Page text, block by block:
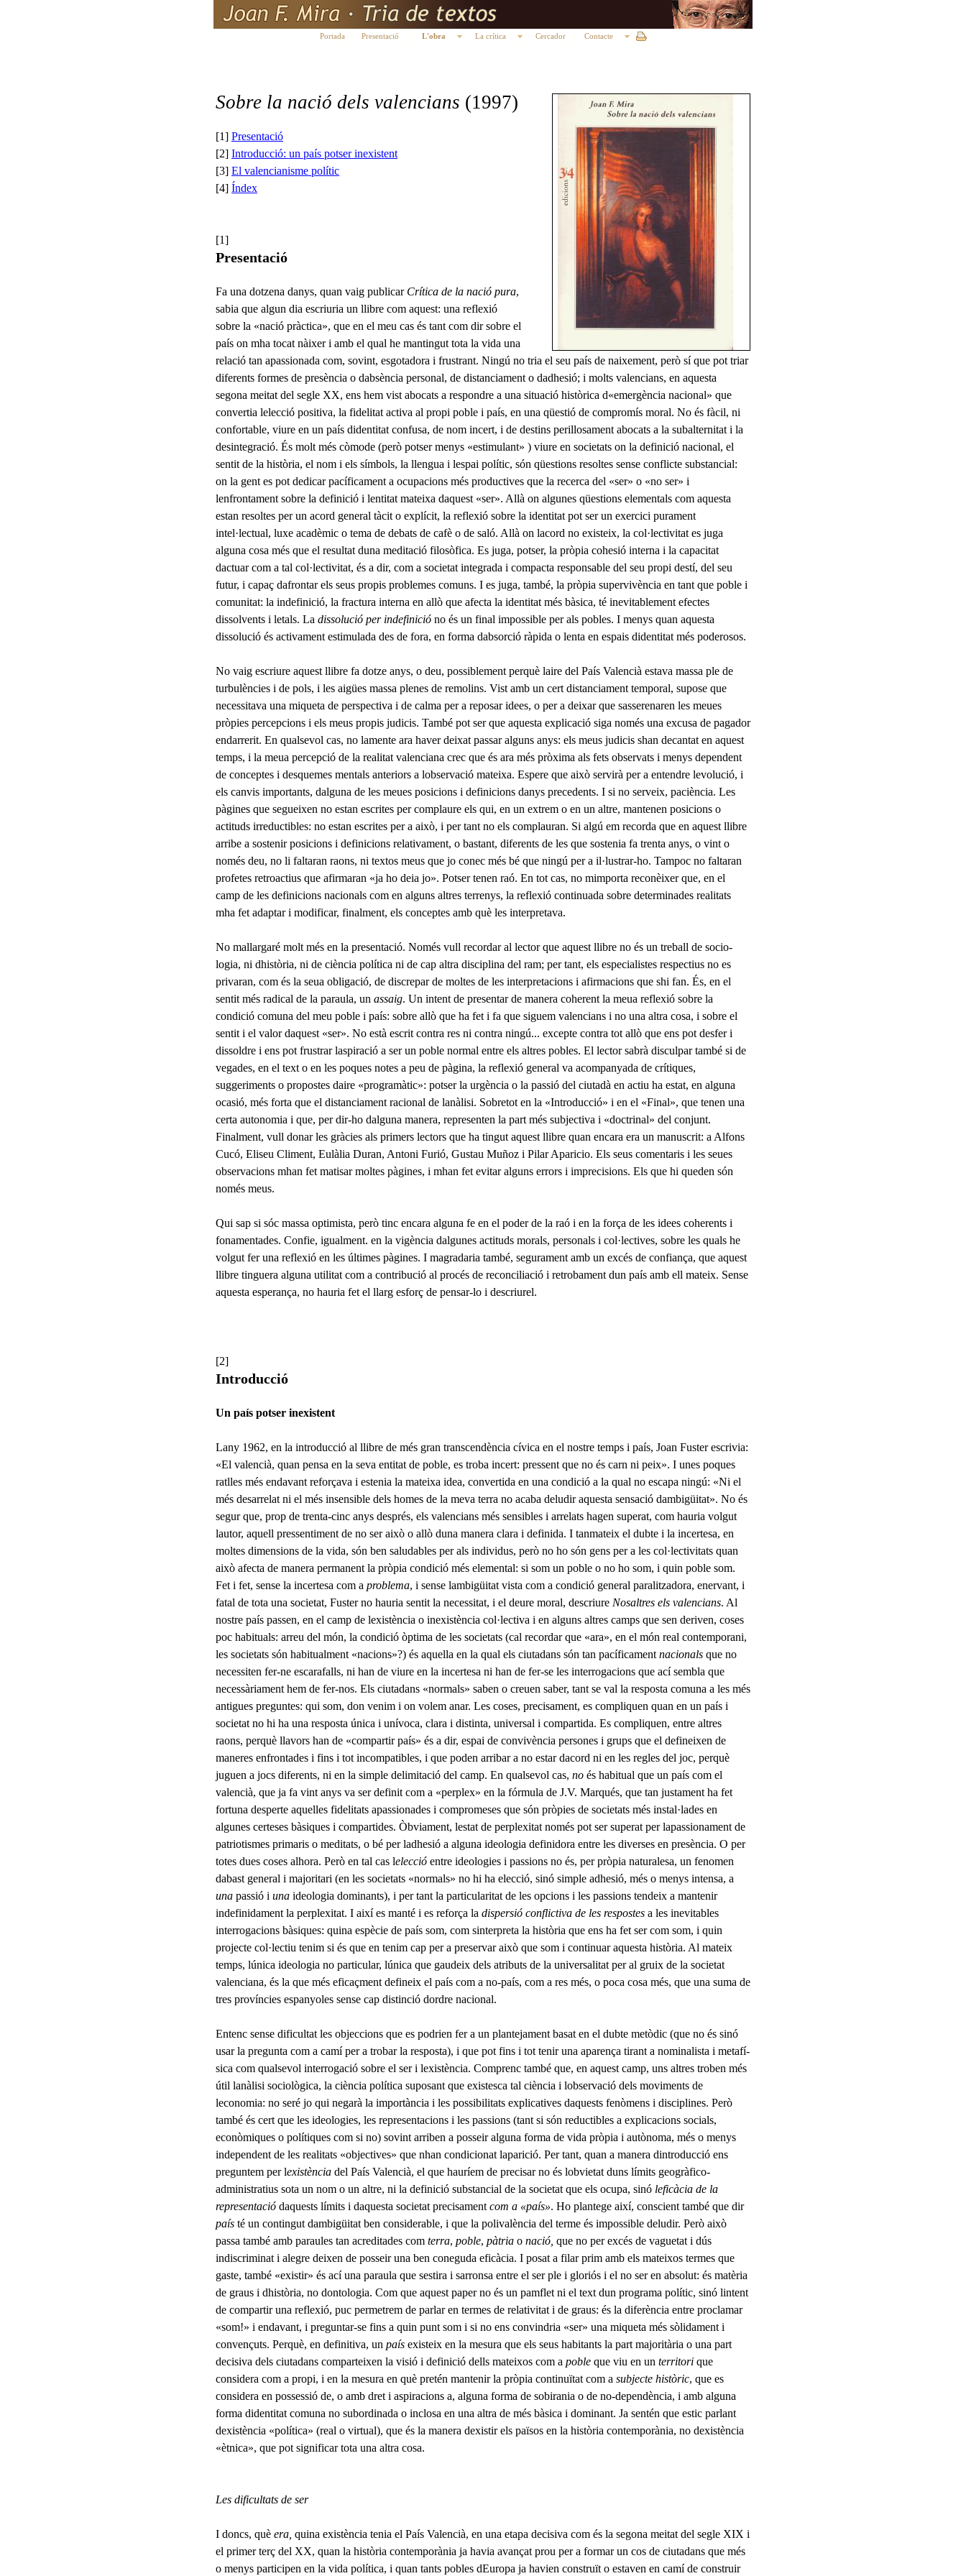
Portada Presentació L'obra La crítica Cercador Contacte
Sobre la nació dels valencians (1997)
[1] Presentació
[2] Introducció: un país potser inexistent
[3] El valencianisme polític
[4] Índex
[1]
Presentació
Fa una dotzena danys, quan vaig publicar Crítica de la nació pura,
sabia que algun dia escriuria un llibre com aquest: una reflexió
sobre la «nació pràctica», que en el meu cas és tant com dir sobre el
país on mha tocat nàixer i amb el qual he mantingut tota la vida una
relació tan apassi­onada com, sovint, esgotadora i frustrant. Ningú no tria el seu país de naixement, però sí que pot triar
diferents formes de presència o dabsència personal, de distanciament o dadhesió; i molts valencians, en aquesta
segona meitat del segle XX, ens hem vist abocats a respondre a una situació històrica d«emergència nacional» que
convertia lelecció positiva, la fidelitat activa al propi poble i país, en una qüestió de compromís moral. No és fàcil, ni
confortable, viure en un país didentitat confusa, de nom incert, i de destins perillosament abocats a la subalternitat i la
desintegració. És molt més còmode (però potser menys «estimu­lant» ) viure en societats on la definició nacional, el
sentit de la història, el nom i els símbols, la llengua i lespai polític, són qüestions resoltes sense conflicte substancial:
on la gent es pot dedicar pacíficament a ocupacions més produc­tives que la recerca del «ser» o «no ser» i
lenfrontament sobre la definició i lentitat mateixa daquest «ser». Allà on algunes qüestions elementals com aquesta
estan resoltes per un acord general tàcit o explícit, la reflexió sobre la identitat pot ser un exercici purament
intel·lectual, luxe acadèmic o tema de debats de cafè o de saló. Allà on lacord no existeix, la col·lectivitat es juga
alguna cosa més que el resultat duna meditació filosòfica. Es juga, potser, la prò­pia cohesió interna i la capacitat
dactuar com a tal col·lectivitat, és a dir, com a societat integrada i compacta responsable del seu propi destí, del seu
futur, i capaç dafron­tar els seus propis problemes comuns. I es juga, també, la pròpia supervivència en tant que poble i
comunitat: la indefinició, la fractura interna en allò que afecta la identitat més bàsica, té inevitablement efectes
dissolvents i letals. La dissolució per indefinició no és un final impossible per als pobles. I menys quan aquesta
dissolució és activament esti­mulada des de fora, en forma dabsorció ràpida o lenta en espais didentitat més poderosos.
No vaig escriure aquest llibre fa dotze anys, o deu, possiblement perquè laire del País Valencià estava massa ple de
turbulències i de pols, i les aigües massa plenes de remolins. Vist amb un cert distanciament temporal, supose que
necessitava una miqueta de perspectiva i de calma per a reposar idees, o per a deixar que sasserenaren les meues
pròpies percepcions i els meus propis judicis. També pot ser que aquesta explicació siga només una excusa de pagador
endarrerit. En qualsevol cas, no lamente ara haver deixat passar alguns anys: els meus judicis shan decantat en aquest
temps, i la meua percepció de la realitat valenciana crec que és ara més pròxima als fets observats i menys dependent
de conceptes i desquemes mentals anteriors a lobservació ma­teixa. Espere que això servirà per a entendre levolució, i
els canvis importants, dalguna de les meues posicions i defini­cions danys precedents. I si no serveix, paciència. Les
pàgi­nes que segueixen no estan escrites per complaure els qui, en un extrem o en un altre, mantenen posicions o
actituds irreductibles: no estan escrites per a això, i per tant no els complauran. Si algú em recorda que en aquest llibre
arribe a sostenir posicions i definicions relativament, o bastant, diferents de les que sostenia fa trenta anys, o vint o
només deu, no li faltaran raons, ni textos meus que jo conec més bé que ningú per a il·lustrar-ho. Tampoc no faltaran
profetes retroactius que afirmaran «ja ho deia jo». Potser tenen raó. En tot cas, no mimporta reconèixer que, en el
camp de les definicions nacionals com en alguns altres terrenys, la refle­xió continuada sobre determinades realitats
mha fet adaptar i modificar, finalment, els conceptes amb què les interpretava.
No mallargaré molt més en la presentació. Només vull recordar al lector que aquest llibre no és un treball de socio­
logia, ni dhistòria, ni de ciència política ni de cap altra disciplina del ram; per tant, els especialistes respectius no es
privaran, com és la seua obligació, de discrepar de moltes de les interpretacions i afirmacions que shi fan. És, en el
sentit més radical de la paraula, un assaig. Un intent de presentar de manera coherent la meua reflexió sobre la
condició comu­na del meu poble i país: sobre allò que ha fet i fa que siguem valencians i no una altra cosa, i sobre el
sentit i el valor daquest «ser». No està escrit contra res ni contra ningú... excepte contra tot allò que ens pot desfer i
dissoldre i ens pot frustrar laspiració a ser un poble normal entre els altres pobles. El lector sabrà disculpar també si de
vegades, en el text o en les poques notes a peu de pàgina, la reflexió general va acompanyada de crítiques,
suggeriments o propostes dai­re «programàtic»: potser la urgència o la passió del ciutadà en actiu ha estat, en alguna
ocasió, més forta que el distanci­ament racional de lanàlisi. Sobretot en la «Introducció» i en el «Final», que tenen una
certa autonomia i que, per dir-ho dalguna manera, representen la part més subjectiva i «doc­trinal» del conjunt.
Finalment, vull donar les gràcies als primers lectors que ha tingut aquest llibre quan encara era un manuscrit: a Alfons
Cucó, Eliseu Climent, Eulàlia Duran, Antoni Furió, Gustau Muñoz i Pilar Aparicio. Els seus co­mentaris i les seues
observacions mhan fet matisar moltes pàgines, i mhan fet evitar alguns errors i imprecisions. Els que hi queden són
només meus.
Qui sap si sóc massa optimista, però tinc encara alguna fe en el poder de la raó i en la força de les idees coherents i
fonamentades. Confie, igualment. en la vigència dalgunes actituds morals, personals i col·lectives, sobre les quals he
volgut fer una reflexió en les últimes pàgines. I magradaria també, segurament amb un excés de confiança, que aquest
llibre tinguera alguna utilitat com a contribució al procés de reconciliació i retrobament dun país amb ell mateix. Sense
aquesta esperança, no hauria fet el llarg esforç de pensar-lo i descriurel.
[2]
Introducció
Un país potser inexistent
Lany 1962, en la introducció al llibre de més gran transcendència cívica en el nostre temps i país, Joan Fuster escrivia:
«El valencià, quan pensa en la seva entitat de poble, es troba incert: pressent que no és carn ni peix». I unes poques
ratlles més endavant reforçava i estenia la mateixa idea, convertida en una condició a la qual no escapa ningú: «Ni el
més desarrelat ni el més insensible dels homes de la meva terra no acaba deludir aquesta sensació dambigüitat». No és
segur que, prop de trenta-cinc anys després, els valen­cians més sensibles i arrelats hagen superat, com hauria volgut
lautor, aquell pressentiment de no ser això o allò duna manera clara i definida. I tanmateix el dubte i la incertesa, en
moltes dimensions de la vida, són ben saluda­bles per als individus, però no ho són gens per a les col·lectivitats quan
això afecta de manera permanent la prò­pia condició més elemental: si som un poble o no ho som, i quin poble som.
Fet i fet, sense la incertesa com a problema, i sense lambigüitat vista com a condició general paralitza­dora, enervant, i
fatal de tota una societat, Fuster no hauria sentit la necessitat, i el deure moral, descriure Nosaltres els valencians. Al
nostre país passen, en el camp de lexistència o inexistència col·lectiva i en alguns altres camps que sen deriven, coses
poc habituals: arreu del món, la condició òptima de les societats (cal recordar que «ara», en el món real contemporani,
les societats són habitualment «nacions»?) és aquella en la qual els ciutadans són tan pacíficament nacio­nals que no
necessiten fer-ne escarafalls, ni han de viure en la incertesa ni han de fer-se les interrogacions que ací sembla que
necessàriament hem de fer-nos. Els ciutadans «normals» saben o creuen saber, tant se val la resposta comuna a les més
antigues preguntes: qui som, don venim i on volem anar. Les coses, precisament, es compliquen quan en un país i
societat no hi ha una resposta única i unívoca, clara i distinta, universal i compartida. Es compliquen, entre altres
raons, perquè llavors han de «compartir país» és a dir, espai de convivència persones i grups que el defineixen de
maneres enfrontades i fins i tot incompatibles, i que poden arribar a no estar dacord ni en les regles del joc, perquè
juguen a jocs diferents, ni en la simple delimitació del camp. En qualsevol cas, no és habitual que un país com el
valencià, que ja fa vint anys va ser definit com a «perplex» en la fórmula de J.V. Marqués, que tan justament ha fet
fortuna desperte aquelles fidelitats apassionades i compromeses que són pròpies de societats més instal·lades en
algunes certeses bàsiques i compartides. Òbviament, lestat de perplexitat només pot ser superat per lapassionament de
patriotismes primaris o meditats, o bé per ladhesió a alguna ideologia definidora entre les diverses en presència. O per
totes dues coses alhora. Però en tal cas lelecció entre ideologies i passions no és, per pròpia naturalesa, un fenomen
dabast general i majoritari (en les societats «normals» no hi ha elecció, sinó simple adhesió, més o menys intensa, a
una passió i una ideologia dominants), i per tant la particularitat de les opcions i les passions tendeix a mantenir
indefinida­ment la perplexitat. I així es manté i es reforça la dispersió conflictiva de les respostes a les inevitables
interrogacions bàsiques: quina espècie de país som, com sinterpreta la història que ens ha fet ser com som, i quin
projecte col·lectiu tenim si és que en tenim cap per a preservar això que som i continuar aquesta història. Al mateix
temps, lúnica ideologia no particular, lúnica que gaudeix dels atributs de la universalitat per al gruix de la societat
valenciana, és la que més eficaçment defineix el país com a no-país, com a res més, o poca cosa més, que una suma de
tres províncies espanyoles sense cap distinció dordre nacional.
Entenc sense dificultat les objeccions que es podrien fer a un plantejament basat en el dubte metòdic (que no és sinó
usar la pregunta com a camí per a trobar la resposta), i que pot fins i tot tenir una aparença tirant a nominalista i metafí­
sica com qualsevol interrogació sobre el ser i lexistència. Comprenc també que, en aquest camp, uns altres troben més
útil lanàlisi sociològica, la ciència política suposant que existesca tal ciència i lobservació dels moviments de
leconomia: no seré jo qui negarà la importància i les possibi­litats explicatives daquests fenòmens i disciplines. Però
també és cert que les ideologies, les representacions i les passions (tant si són reductibles a explicacions socials,
econòmiques o polítiques com si no) sovint arriben a posseir alguna forma de vida pròpia i autònoma, més o menys
independent de les realitats «objectives» que nhan condicionat laparició. Per tant, quan a manera dintroducció ens
preguntem per lexistència del País Valencià, el que hauríem de precisar no és lobvietat duns límits geogràfico-
administratius sota un nom o un altre, ni la definició substancial de la societat que els ocupa, sinó leficàcia de la
representació daquests límits i daquesta societat precisament com a «país». Ho plantege així, conscient també que dir
país té un contingut dambigüitat ben considerable, i que la polivalència del terme és im­possible deludir. Però això
passa també amb paraules tan acreditades com terra, poble, pàtria o nació, que no per excés de vaguetat i dús
indiscriminat i alegre deixen de posseir una ben coneguda eficàcia. I posat a filar prim amb els mateixos termes que
gaste, també «existir» és ací una paraula que sestira i sarronsa entre el ser ple i gloriós i el no ser en absolut: és matèria
de graus i dhistòria, no dontologia. Com que aquest paper no és un pamflet ni el text dun programa polític, sinó lintent
de compartir una reflexió, puc permetrem de parlar en termes de relativitat i de graus: és la diferència entre proclamar
«som!» i enda­vant, i preguntar-se fins a quin punt som i si no ens convin­dria «ser» una miqueta més sòlidament i
convençuts. Per­què, en definitiva, un país existeix en la mesura que els seus habitants la part majoritària o una part
decisiva dels ciutadans comparteixen la visió i definició dells matei­xos com a poble que viu en un territori que
considera com a propi, i en la mesura en què pretén mantenir la pròpia continuïtat com a subjecte històric, que es
considera en possessió de, o amb dret i aspiracions a, alguna forma de sobirania o de no-dependència, i amb alguna
forma diden­titat comuna no subordinada o inclosa en una altra de més bàsica i dominant. Ja sentén que estic parlant
dexistència «política» (real o virtual), que és la manera dexistir els països en la història contemporània, no dexistència
«ètni­ca», que pot significar tota una altra cosa.
Les dificultats de ser
I doncs, què era, quina existència tenia el País Valencià, en una etapa decisiva com és la segona meitat del segle XIX i
el primer terç del XX, quan la història contemporània ja havia avançat prou per a formar un cos de ciutadans que més
o menys participen en la vida política, i quan tants pobles dEuropa ja havien construït o estaven en camí de construir